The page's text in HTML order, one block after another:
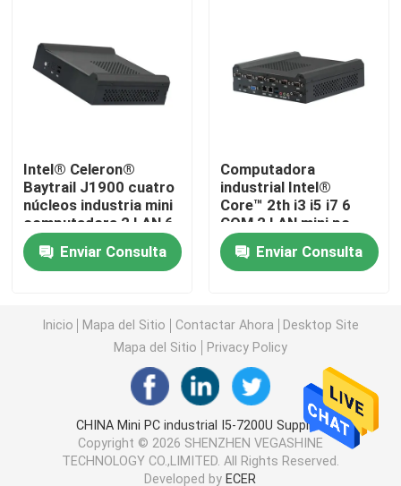
tableta rugosa
Mini PC de OPS
mini PC dual del lan
PC de criptominería
mini placa madre del itx
Placa base de 3,5 y 4 pulgadas
Intel® Celeron®
Baytrail J1900 cuatro
núcleos industria mini
computadora 2 LAN 6
RS232 COM
Enviar Consulta
Computadora
industrial Intel®
Core™ 2th i3 i5 i7 6
COM 2 LAN mini pc
Alimentación de CC
Enviar Consulta
Inicio Mapa del Sitio Contactar Ahora
Desktop Site
Mapa del Sitio
Privacy Policy
CHINA Mini PC industrial I5-7200U Supplier.
Copyright © 2026 SHENZHEN VEGASHINE
TECHNOLOGY CO.,LIMITED. All Rights Reserved.
Developed by ECER